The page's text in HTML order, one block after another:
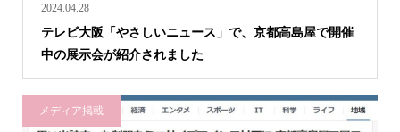
2024.04.28
テレビ大阪「やさしいニュース」で、京都高島屋で開催
中の展示会が紹介されました
メディア掲載